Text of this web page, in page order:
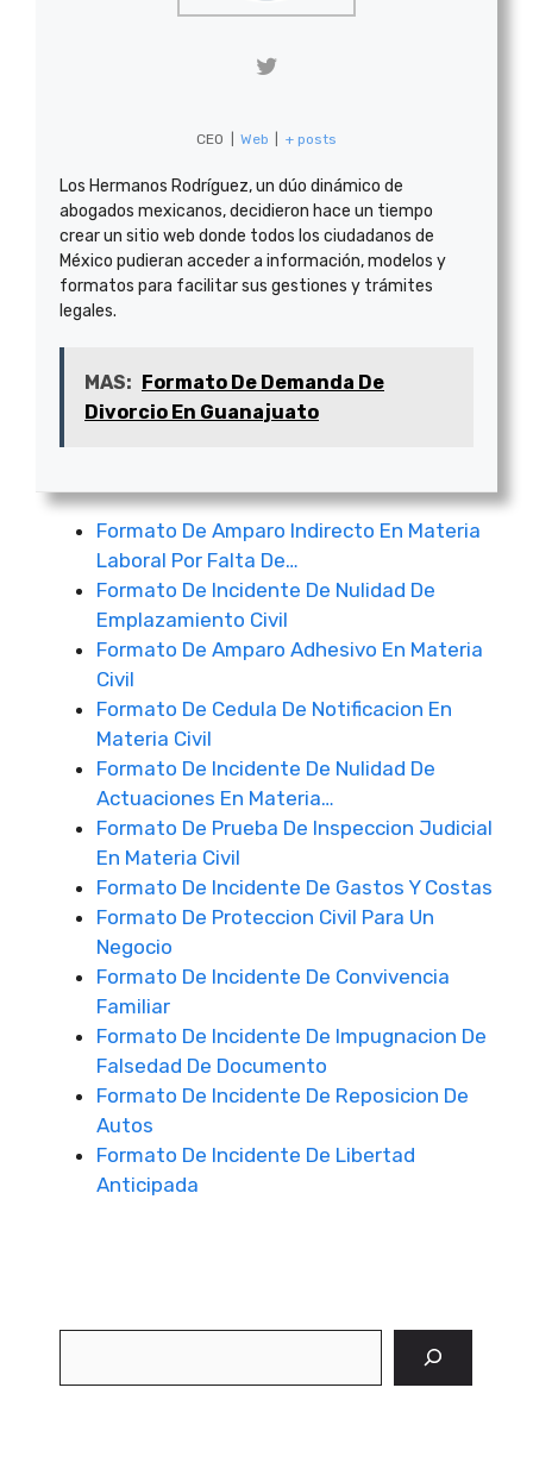
CEO Web + posts
Los Hermanos Rodríguez, un dúo dinámico de
abogados mexicanos, decidieron hace un tiempo
crear un sitio web donde todos los ciudadanos de
México pudieran acceder a información, modelos y
formatos para facilitar sus gestiones y trámites
legales.
MAS: Formato De Demanda De
Divorcio En Guanajuato
Formato De Amparo Indirecto En Materia
Laboral Por Falta De…
Formato De Incidente De Nulidad De
Emplazamiento Civil
Formato De Amparo Adhesivo En Materia
Civil
Formato De Cedula De Notificacion En
Materia Civil
Formato De Incidente De Nulidad De
Actuaciones En Materia…
Formato De Prueba De Inspeccion Judicial
En Materia Civil
Formato De Incidente De Gastos Y Costas
Formato De Proteccion Civil Para Un
Negocio
Formato De Incidente De Convivencia
Familiar
Formato De Incidente De Impugnacion De
Falsedad De Documento
Formato De Incidente De Reposicion De
Autos
Formato De Incidente De Libertad
Anticipada